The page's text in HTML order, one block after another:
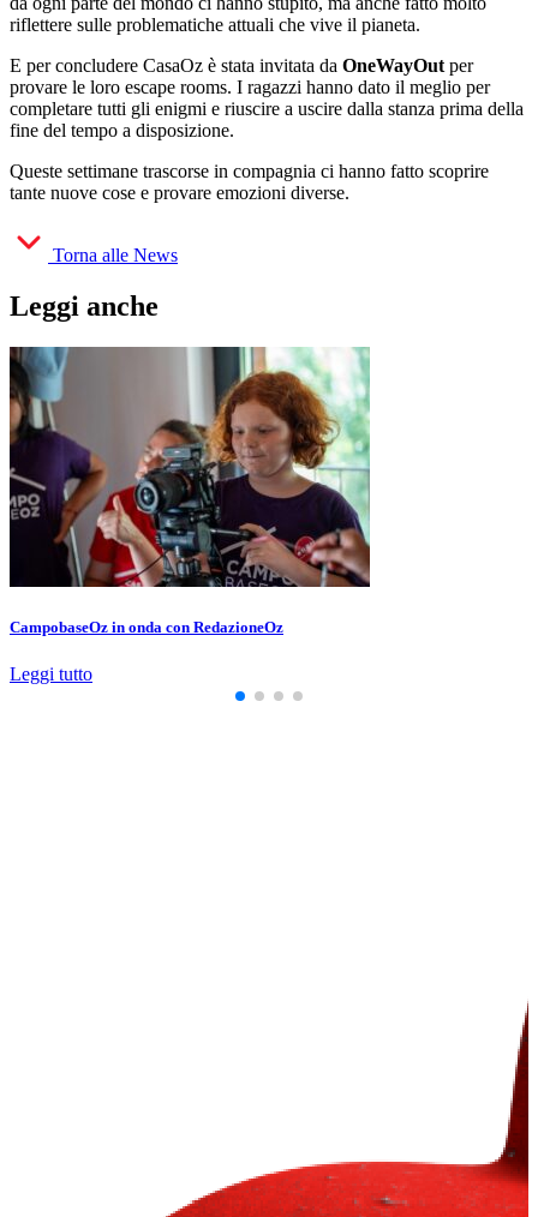
riflettere sulle problematiche attuali che vive il pianeta.
E per concludere CasaOz è stata invitata da OneWayOut per
provare le loro escape rooms. I ragazzi hanno dato il meglio per
completare tutti gli enigmi e riuscire a uscire dalla stanza prima della
fine del tempo a disposizione.
Queste settimane trascorse in compagnia ci hanno fatto scoprire
tante nuove cose e provare emozioni diverse.
Torna alle News
Leggi anche
CampobaseOz in onda con RedazioneOz
Leggi tutto